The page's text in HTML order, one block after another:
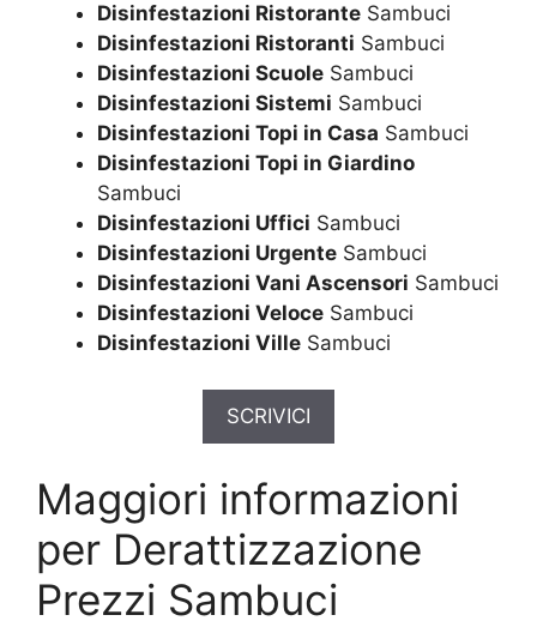
Disinfestazioni Ristorante Sambuci
Disinfestazioni Ristoranti Sambuci
Disinfestazioni Scuole Sambuci
Disinfestazioni Sistemi Sambuci
Disinfestazioni Topi in Casa Sambuci
Disinfestazioni Topi in Giardino
Sambuci
Disinfestazioni Uffici Sambuci
Disinfestazioni Urgente Sambuci
Disinfestazioni Vani Ascensori Sambuci
Disinfestazioni Veloce Sambuci
Disinfestazioni Ville Sambuci
SCRIVICI
Maggiori informazioni
per Derattizzazione
Prezzi Sambuci